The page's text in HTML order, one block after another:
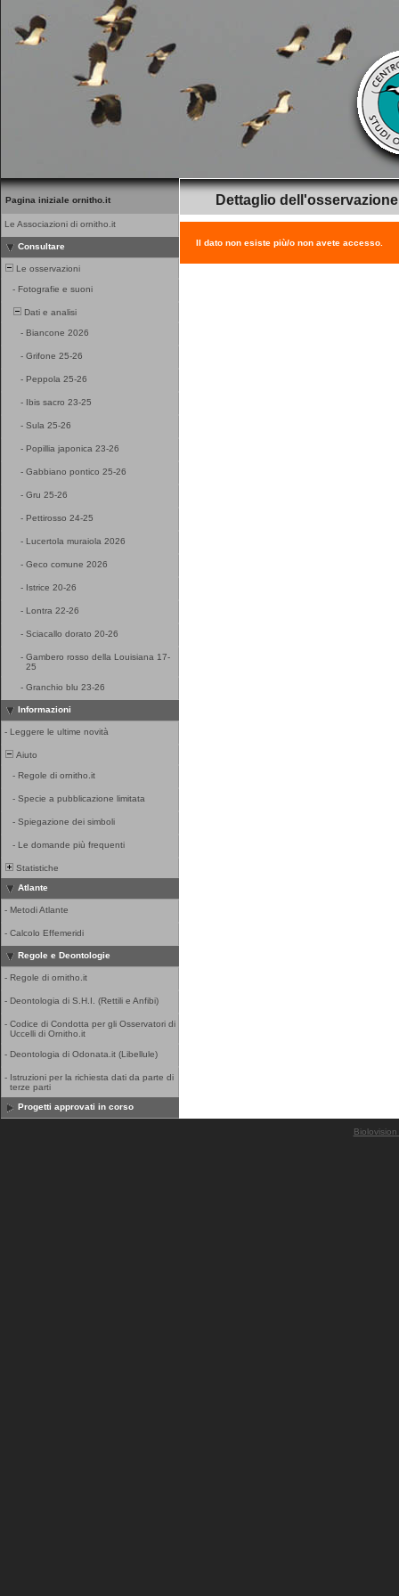
Pagina iniziale ornitho.it
Le Associazioni di ornitho.it
Consultare
Le osservazioni
- Fotografie e suoni
Dati e analisi
- Biancone 2026
- Grifone 25-26
- Peppola 25-26
- Ibis sacro 23-25
- Sula 25-26
- Popillia japonica 23-26
- Gabbiano pontico 25-26
- Gru 25-26
- Pettirosso 24-25
- Lucertola muraiola 2026
- Geco comune 2026
- Istrice 20-26
- Lontra 22-26
- Sciacallo dorato 20-26
- Gambero rosso della Louisiana 17-
25
- Granchio blu 23-26
Informazioni
- Leggere le ultime novità
Aiuto
- Regole di ornitho.it
- Specie a pubblicazione limitata
- Spiegazione dei simboli
- Le domande più frequenti
Statistiche
Atlante
- Metodi Atlante
- Calcolo Effemeridi
Regole e Deontologie
- Regole di ornitho.it
- Deontologia di S.H.I. (Rettili e Anfibi)
- Codice di Condotta per gli Osservatori di
Uccelli di Ornitho.it
- Deontologia di Odonata.it (Libellule)
- Istruzioni per la richiesta dati da parte di
terze parti
Progetti approvati in corso
Dettaglio dell'osservazione
Il dato non esiste più/o non avete accesso.
Biolovision